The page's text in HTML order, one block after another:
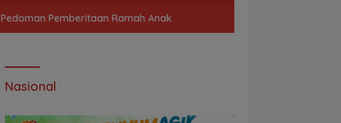
Pedoman Pemberitaan Ramah Anak
Nasional